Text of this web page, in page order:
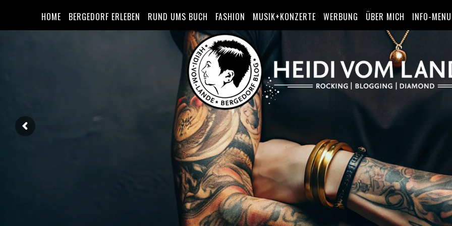
HOME BERGEDORF ERLEBEN RUND UMS BUCH FASHION MUSIK+KONZERTE WERBUNG ÜBER MICH INFO-